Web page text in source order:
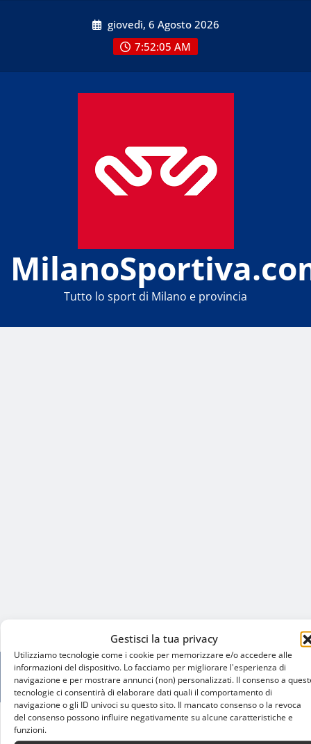
Gestisci la tua privacy
Utilizziamo tecnologie come i cookie per memorizzare e/o accedere alle
informazioni del dispositivo. Lo facciamo per migliorare l'esperienza di
navigazione e per mostrare annunci (non) personalizzati. Il consenso a
tecnologie ci consentirà di elaborare dati quali il comportamento di
navigazione o gli ID univoci su questo sito. Il mancato consenso o la revoca
del consenso possono influire negativamente su alcune caratteristiche e
funzioni.
giovedì, 6 Agosto 2026
7:52:05 AM
Tutto lo sport di Milano e provincia
Home